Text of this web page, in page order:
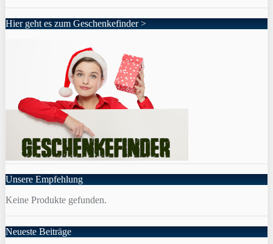
Hier geht es zum Geschenkefinder >
Unsere Empfehlung
Keine Produkte gefunden.
Neueste Beiträge